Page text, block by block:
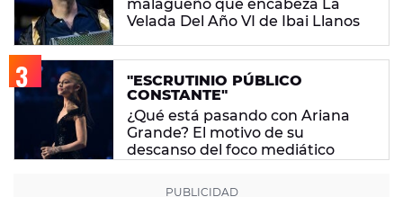
malagueño que encabeza La
Velada Del Año VI de Ibai Llanos
"ESCRUTINIO PÚBLICO
CONSTANTE"
¿Qué está pasando con Ariana
Grande? El motivo de su
descanso del foco mediático